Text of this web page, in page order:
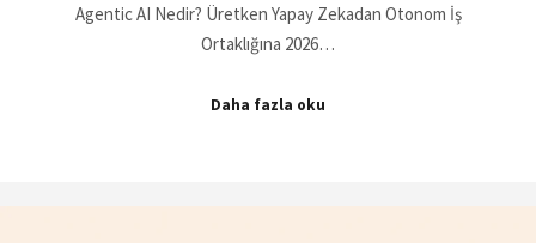
Agentic AI Nedir? Üretken Yapay Zekadan Otonom İş
Ortaklığına 2026…
Daha fazla oku